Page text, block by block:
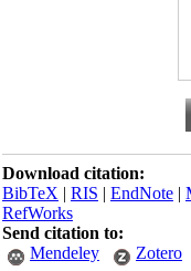
Download citation:
BibTeX|RIS|EndNote
RefWorks
Send citation to:
Mendeley
Zotero